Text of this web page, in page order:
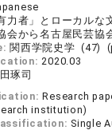
力者」とローカル
会から名古屋民芸協
関西学院史学 (47)
2020.03
琢司
Research
institution)
Single